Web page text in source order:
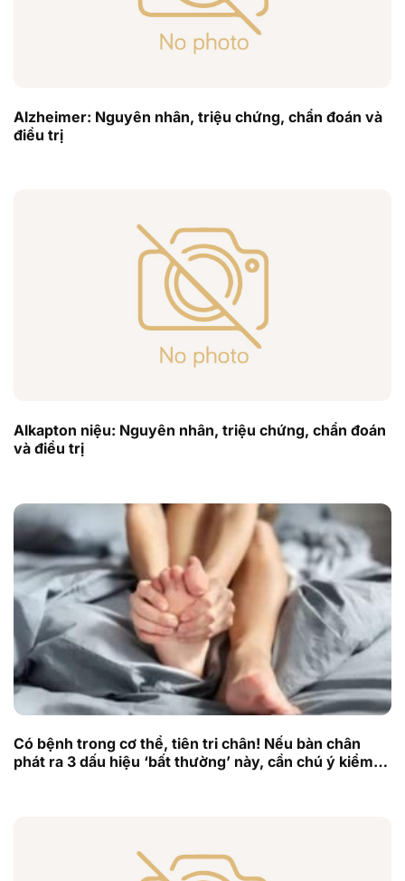
Alzheimer: Nguyên nhân, triệu chứng, chẩn đoán và
điều trị
Alkapton niệu: Nguyên nhân, triệu chứng, chẩn đoán
và điều trị
Có bệnh trong cơ thể, tiên tri chân! Nếu bàn chân
phát ra 3 dấu hiệu ‘bất thường’ này, cần chú ý kiểm